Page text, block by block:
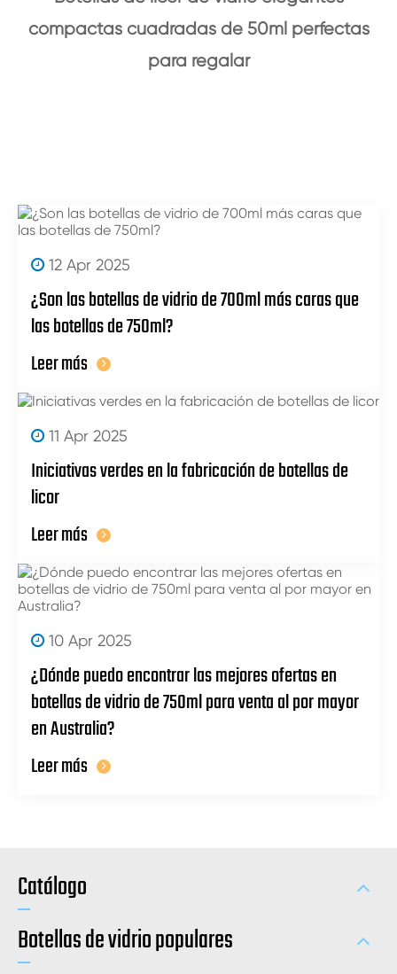
compactas cuadradas de 50ml perfectas
para regalar
12 Apr 2025
¿Son las botellas de vidrio de 700ml más caras que
las botellas de 750ml?
Leer más
11 Apr 2025
Iniciativas verdes en la fabricación de botellas de
licor
Leer más
10 Apr 2025
¿Dónde puedo encontrar las mejores ofertas en
botellas de vidrio de 750ml para venta al por mayor
en Australia?
Leer más
Catálogo
Botellas de vidrio populares